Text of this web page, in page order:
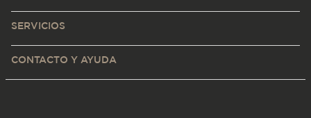
SERVICIOS
CONTACTO Y AYUDA